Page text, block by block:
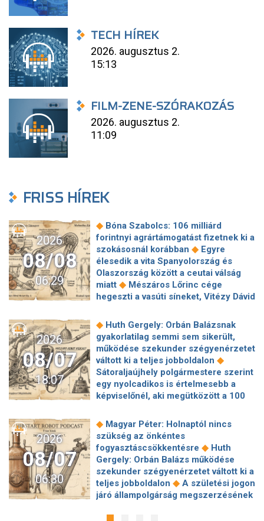
TECH HÍREK
2026. augusztus 2.
15:13
FILM-ZENE-SZÓRAKOZÁS
2026. augusztus 2.
11:09
FRISS HÍREK
2026
08/08
06:29
◆ Bóna Szabolcs: 106 milliárd
forintnyi agrártámogatást fizetnek ki a
szokásosnál korábban ◆ Egyre
élesedik a vita Spanyolország és
Olaszország között a ceutai válság
miatt ◆ Mészáros Lőrinc cége
hegeszti a vasúti síneket, Vitézy Dávid
tesz a Bosnyák téri irodakomplexum
beruházója, ha az állam felmondja a
szerződésüket ◆ Megérkezett
Magyar Péter bejelentése: így költik
el a 6 ezer milliárd forintnyi uniós
◆Megbénult az ivóvíztárolók
töltése Ózdon – de máshol is komoly
nehézségek adódtak◆
éjszaka is könnyebb lesz hazajutni
Megszólal Filep Dávid, Magyar Péter
feljelentője: "Ez valóban büntetőügy!"
◆Megszólalt a szomjazó gólyát itató
közutas◆24 év korkülönbség, 24.
évforduló: Hegyi Barbara és Zorán
ritka szerelmes fotójáért odavannak a
2026
08/07
18:07
◆ Huth Gergely: Orbán Balázsnak
gyakorlatilag semmi sem sikerült,
működése szekunder szégyenérzetet
váltott ki a teljes jobboldalon ◆
Sátoraljaújhely polgármestere szerint
egy nyolcadikos is értelmesebb a
képviselőnél, aki megütközött a 100
hírszerzés szerint Putyin pár éven
belül megtámadhat egy NATO-
tagállamot ◆ Vitézy Dávid
elmagyarázta, miért Mészárosék
cége nyerte a közbeszerzést
sínhegesztésre◆ Nagy cégek
segítségét kéri Szolnok
polgármestere a 400 kirúgott
kerékpárgyári munkás miatt
2026
08/07
06:30
◆ Magyar Péter: Holnaptól nincs
szükség az önkéntes
fogyasztáscsökkentésre ◆ Huth
Gergely: Orbán Balázs működése
szekunder szégyenérzetet váltott ki a
teljes jobboldalon ◆ A születési jogon
járó állampolgárság megszerzésének